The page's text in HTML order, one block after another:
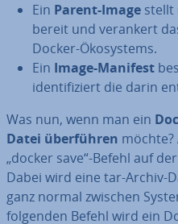
Ein Parent-Image stellt
bereit und verankert
Docker-Öko­sys­tems.
Ein Image-Manifest
iden­ti­fi­ziert die darin
Was nun, wenn man ein
Datei über­füh­ren
„docker save“-Befehl auf
Dabei wird eine tar-Archiv-
ganz normal zwischen
folgenden Befehl wird ein